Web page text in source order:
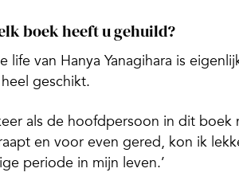
boek heeft u gehuild?
life van Hanya Yanagihara is
geschikt.
als de hoofdpersoon in dit
en voor even gered, kon ik
periode in mijn leven.’